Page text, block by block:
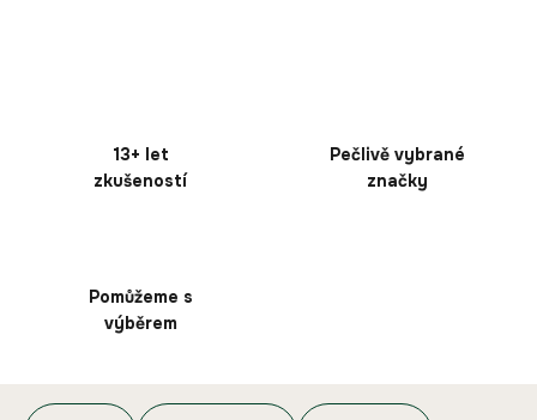
13+ let
zkušeností
Pečlivě vybrané
značky
Pomůžeme s
výběrem